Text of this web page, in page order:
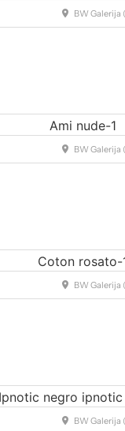
BW Galerija
BW Galerija
BW Galerija
BW Galerija